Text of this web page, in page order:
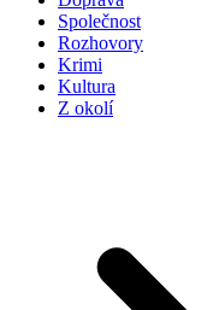
Společnost
Rozhovory
Krimi
Kultura
Z okolí